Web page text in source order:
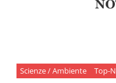
Scienze / Ambiente Top-